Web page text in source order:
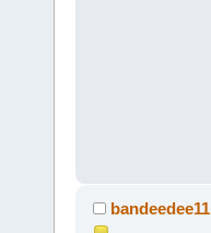
bandeedee11